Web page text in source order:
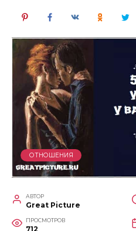
ОТНОШЕНИЯ
АВТОР
Great Picture
ПРОСМОТРОВ
712